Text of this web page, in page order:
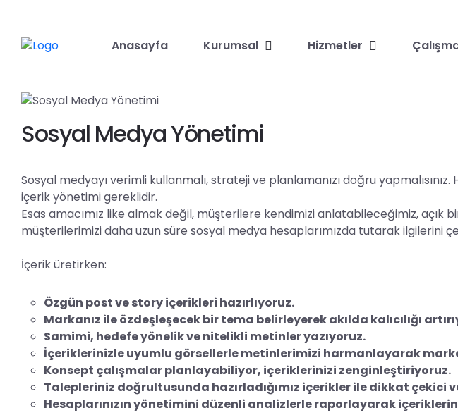
Anasayfa Kurumsal Hizmetler
Sosyal Medya Yönetimi
Sosyal medyayı verimli kullanmalı, strateji ve planlamanızı doğru
içerik yönetimi gereklidir.
Esas amacımız like almak değil, müşterilere kendimizi anlatabileceğimiz, açık
müşterilerimizi daha uzun süre sosyal medya hesaplarımızda tutarak ilgilerini
İçerik üretirken:
Özgün post ve story içerikleri hazırlıyoruz.
Markanız ile özdeşleşecek bir tema belirleyerek akılda kalıcılığı
Samimi, hedefe yönelik ve nitelikli metinler yazıyoruz.
İçeriklerinizle uyumlu görsellerle metinlerimizi harmanlayarak
Konsept çalışmalar planlayabiliyor, içeriklerinizi zenginleştiriyoruz.
Talepleriniz doğrultusunda hazırladığımız içerikler ile dikkat
Hesaplarınızın yönetimini düzenli analizlerle raporlayarak